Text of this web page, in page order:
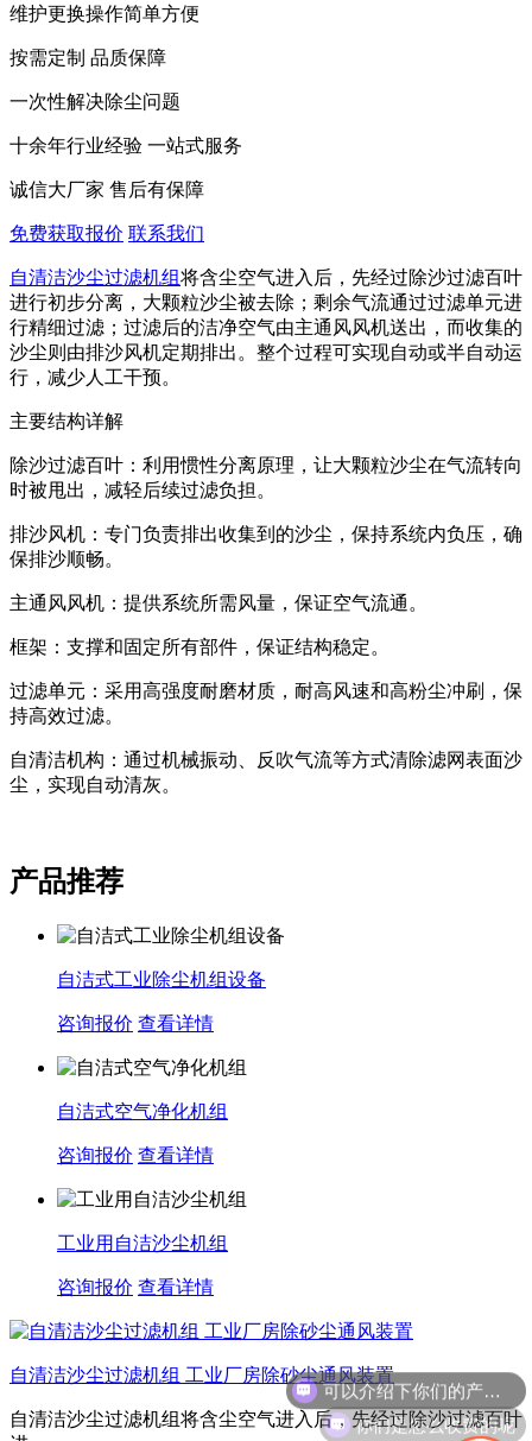
维护更换操作简单方便
按需定制 品质保障
一次性解决除尘问题
十余年行业经验 一站式服务
诚信大厂家 售后有保障
免费获取报价 联系我们
自清洁沙尘过滤机组将含尘空气进入后，先经过‌除沙过滤百叶‌
进行初步分离，大颗粒沙尘被去除；剩余气流通过‌过滤单元‌进
行精细过滤；过滤后的洁净空气由‌主通风风机‌送出，而收集的
沙尘则由‌排沙风机‌定期排出。整个过程可实现自动或半自动运
行，减少人工干预。
主要结构详解
除沙过滤百叶‌：利用惯性分离原理，让大颗粒沙尘在气流转向
时被甩出，减轻后续过滤负担。
排沙风机‌：专门负责排出收集到的沙尘，保持系统内负压，确
保排沙顺畅。
主通风风机‌：提供系统所需风量，保证空气流通。
框架‌：支撑和固定所有部件，保证结构稳定。
过滤单元‌：采用高强度耐磨材质，耐高风速和高粉尘冲刷，保
持高效过滤。
自清洁机构‌：通过机械振动、反吹气流等方式清除滤网表面沙
尘，实现自动清灰。
产品推荐
自洁式工业除尘机组设备
咨询报价 查看详情
自洁式空气净化机组
咨询报价 查看详情
工业用自洁沙尘机组
咨询报价 查看详情
自清洁沙尘过滤机组 工业厂房除砂尘通风装置
自清洁沙尘过滤机组将含尘空气进入后，先经过‌除沙过滤百叶‌
你们是怎么收费的呢